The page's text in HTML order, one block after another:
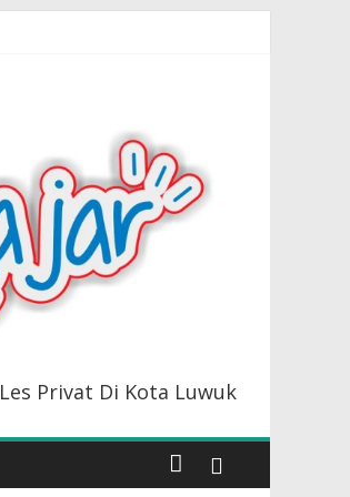
Les Privat Di Kota Luwuk